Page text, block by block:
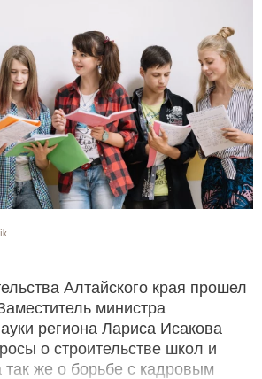
Алтайского края прошел
министра
региона Лариса Исакова
о строительстве школ и
так же о борьбе с кадровым